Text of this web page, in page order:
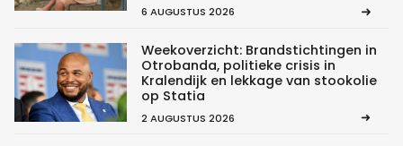
6 AUGUSTUS 2026
Weekoverzicht: Brandstichtingen in
Otrobanda, politieke crisis in
Kralendijk en lekkage van stookolie
op Statia
2 AUGUSTUS 2026